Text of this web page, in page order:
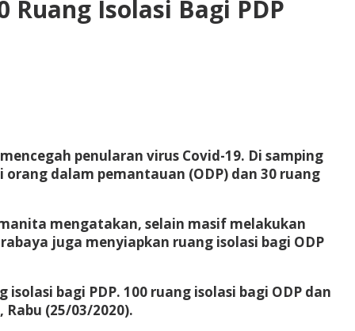
Ruang Isolasi Bagi PDP
penularan virus Covid-19. Di samping
dalam pemantauan (ODP) dan 30 ruang
mengatakan, selain masif melakukan
juga menyiapkan ruang isolasi bagi ODP
bagi PDP. 100 ruang isolasi bagi ODP dan
(25/03/2020).